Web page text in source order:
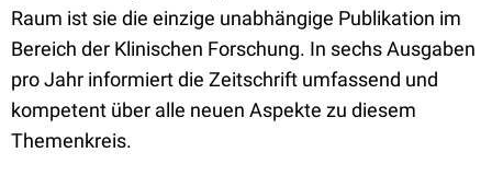
Raum ist sie die einzige unabhängige Publikation im
Bereich der Klinischen Forschung. In sechs Ausgaben
pro Jahr informiert die Zeitschrift umfassend und
kompetent über alle neuen Aspekte zu diesem
Themenkreis.